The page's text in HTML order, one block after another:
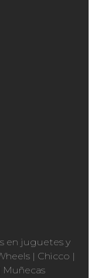
en juguetes y
| Chicco |
Muñecas